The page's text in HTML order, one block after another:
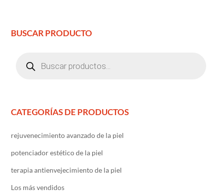
BUSCAR PRODUCTO
productos
CATEGORÍAS DE PRODUCTOS
rejuvenecimiento avanzado de la piel
potenciador estético de la piel
terapia antienvejecimiento de la piel
Los más vendidos